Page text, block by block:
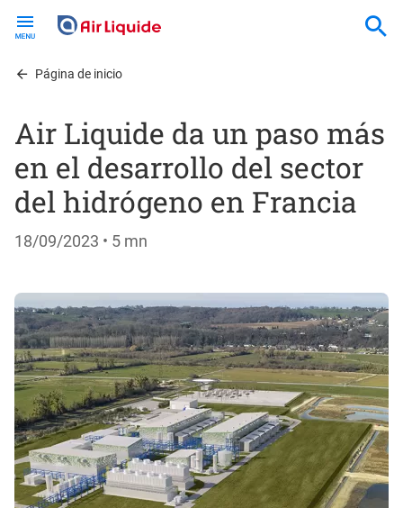
contentPágina de inicio
Air Liquide da un paso más
en el desarrollo del sector
del hidrógeno en Francia
18/09/2023 • 5 mn